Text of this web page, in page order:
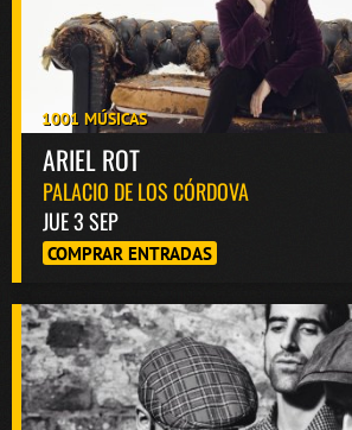
1001 MÚSICAS
ARIEL ROT
PALACIO DE LOS CÓRDOVA
JUE 3 SEP
COMPRAR ENTRADAS